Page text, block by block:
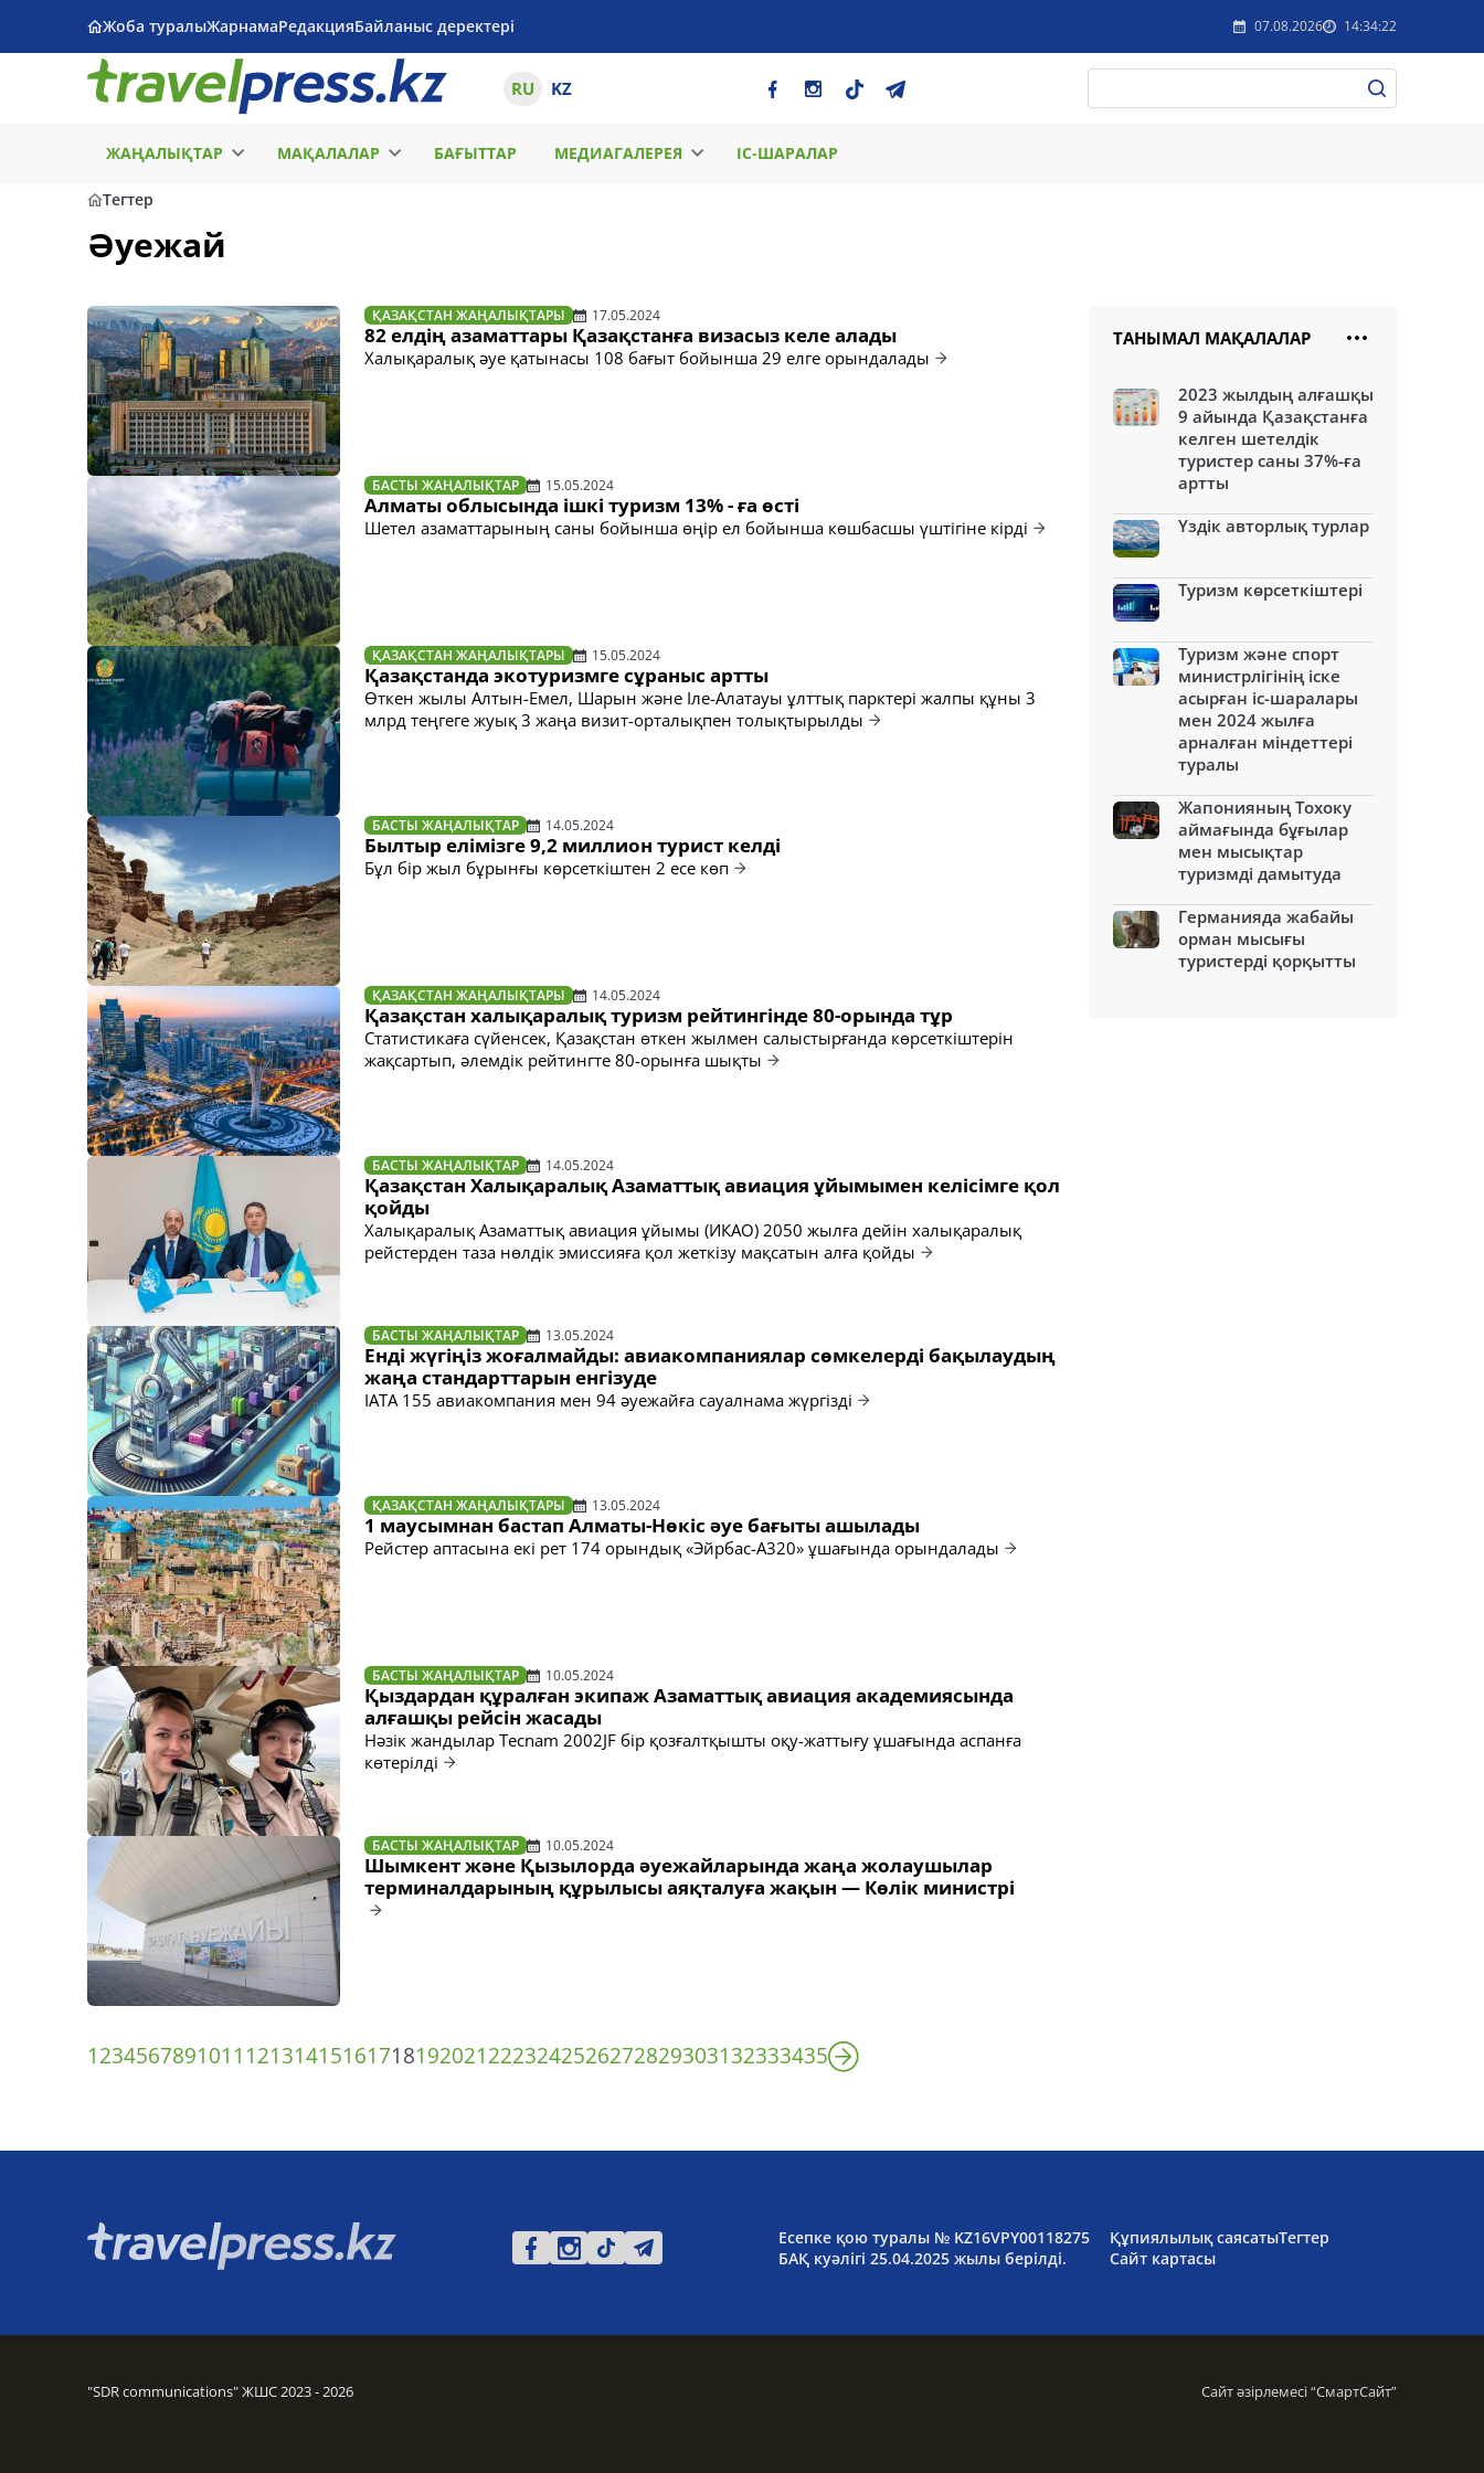
Жоба туралыЖарнамаРедакцияБайланыс деректері 07.08.2026 14:34:22
RU KZ
ЖАҢАЛЫҚТАР МАҚАЛАЛАР БАҒЫТТАР МЕДИАГАЛЕРЕЯ ІС-ШАРАЛАР
Тегтер
Әуежай
ҚАЗАҚСТАН ЖАҢАЛЫҚТАРЫ 17.05.2024
82 елдің азаматтары Қазақстанға визасыз келе алады
Халықаралық әуе қатынасы 108 бағыт бойынша 29 елге орындалады
БАСТЫ ЖАҢАЛЫҚТАР 15.05.2024
Алматы облысында ішкі туризм 13% - ға өсті
Шетел азаматтарының саны бойынша өңір ел бойынша көшбасшы үштігіне кірді
ҚАЗАҚСТАН ЖАҢАЛЫҚТАРЫ 15.05.2024
Қазақстанда экотуризмге сұраныс артты
Өткен жылы Алтын-Емел, Шарын және Іле-Алатауы ұлттық парктері жалпы құны 3
млрд теңгеге жуық 3 жаңа визит-орталықпен толықтырылды
БАСТЫ ЖАҢАЛЫҚТАР 14.05.2024
Былтыр елімізге 9,2 миллион турист келді
Бұл бір жыл бұрынғы көрсеткіштен 2 есе көп
ҚАЗАҚСТАН ЖАҢАЛЫҚТАРЫ 14.05.2024
Қазақстан халықаралық туризм рейтингінде 80-орында тұр
Статистикаға сүйенсек, Қазақстан өткен жылмен салыстырғанда көрсеткіштерін
жақсартып, әлемдік рейтингте 80-орынға шықты
БАСТЫ ЖАҢАЛЫҚТАР 14.05.2024
Қазақстан Халықаралық Азаматтық авиация ұйымымен келісімге қол
қойды
Халықаралық Азаматтық авиация ұйымы (ИКАО) 2050 жылға дейін халықаралық
рейстерден таза нөлдік эмиссияға қол жеткізу мақсатын алға қойды
БАСТЫ ЖАҢАЛЫҚТАР 13.05.2024
Енді жүгіңіз жоғалмайды: авиакомпаниялар сөмкелерді бақылаудың
жаңа стандарттарын енгізуде
IATA 155 авиакомпания мен 94 әуежайға сауалнама жүргізді
ҚАЗАҚСТАН ЖАҢАЛЫҚТАРЫ 13.05.2024
1 маусымнан бастап Алматы-Нөкіс әуе бағыты ашылады
Рейстер аптасына екі рет 174 орындық «Эйрбас-А320» ұшағында орындалады
БАСТЫ ЖАҢАЛЫҚТАР 10.05.2024
Қыздардан құралған экипаж Азаматтық авиация академиясында
алғашқы рейсін жасады
Нәзік жандылар Tecnam 2002JF бір қозғалтқышты оқу-жаттығу ұшағында аспанға
көтерілді
БАСТЫ ЖАҢАЛЫҚТАР 10.05.2024
Шымкент және Қызылорда әуежайларында жаңа жолаушылар
терминалдарының құрылысы аяқталуға жақын — Көлік министрі
1234567891011 121314151617181920212223242526272829303132333435
ТАНЫМАЛ МАҚАЛАЛАР
2023 жылдың алғашқы
9 айында Қазақстанға
келген шетелдік
туристер саны 37%-ға
артты
Үздік авторлық турлар
Туризм көрсеткіштері
Туризм және спорт
министрлігінің іске
асырған іс-шаралары
мен 2024 жылға
арналған міндеттері
туралы
Жапонияның Тохоку
аймағында бұғылар
мен мысықтар
туризмді дамытуда
Германияда жабайы
орман мысығы
туристерді қорқытты
Есепке қою туралы № KZ16VPY00118275
БАҚ куәлігі 25.04.2025 жылы берілді.
Құпиялылық саясатыТегтер
Сайт картасы
"SDR communications" ЖШС 2023 - 2026 Сайт әзірлемесі “СмартСайт”